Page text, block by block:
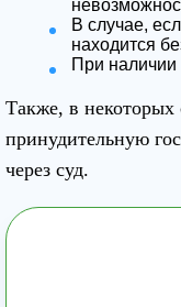
В случае,
находится
При наличии
Также, в некоторых
принудительную
через суд.